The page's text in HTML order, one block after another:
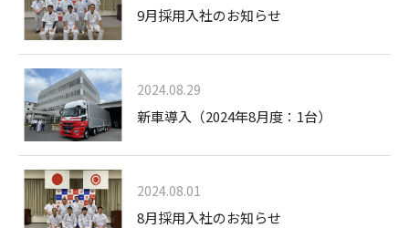
9月採用入社のお知らせ
2024.08.29
新車導入（2024年8月度：1台）
2024.08.01
8月採用入社のお知らせ